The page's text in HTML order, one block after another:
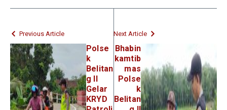
Previous Article
Polse
k
Belitan
g II
Gelar
KRYD
Next Article
Bhabin
kamtib
mas
Polse
k
Belitan